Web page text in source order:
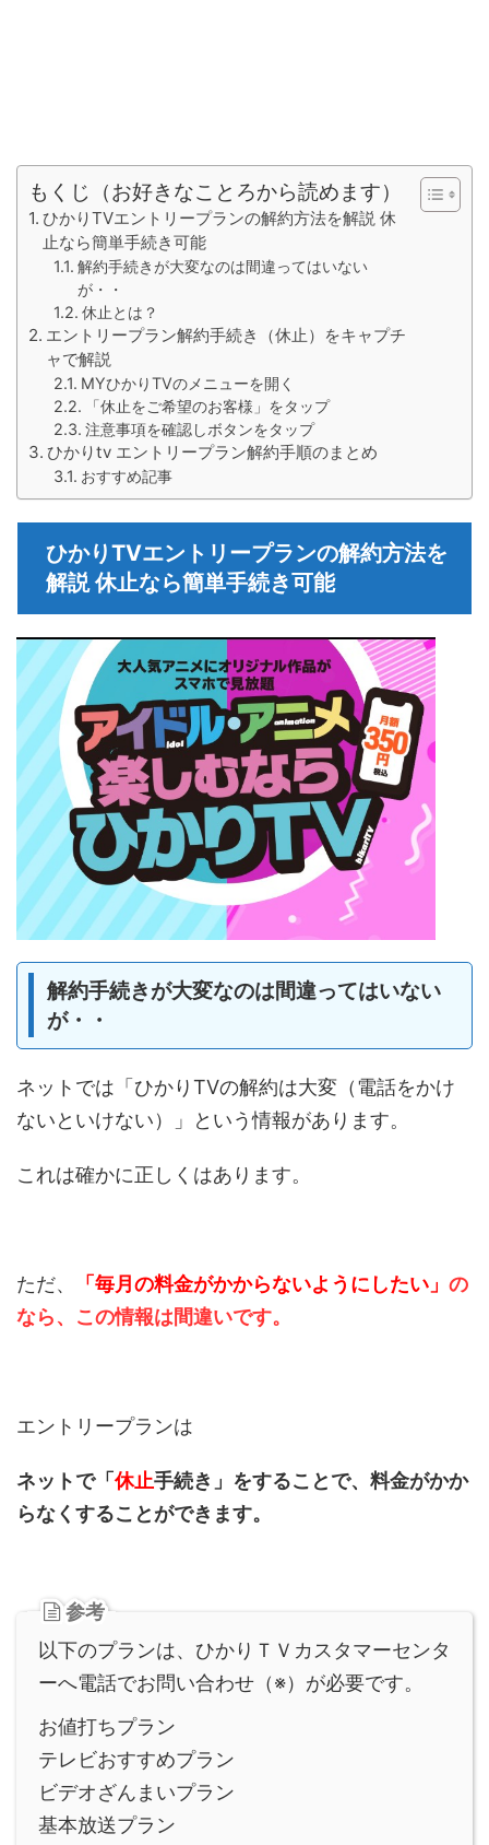
もくじ（お好きなことろから読めます）
ひかりTVエントリープランの解約方法を解説 休
止なら簡単手続き可能
解約手続きが大変なのは間違ってはいない
が・・
休止とは？
エントリープラン解約手続き（休止）をキャプチ
ャで解説
MYひかりTVのメニューを開く
「休止をご希望のお客様」をタップ
注意事項を確認しボタンをタップ
ひかりtv エントリープラン解約手順のまとめ
おすすめ記事
ひかりTVエントリープランの解約方法を
解説 休止なら簡単手続き可能
解約手続きが大変なのは間違ってはいない
が・・
ネットでは「ひかりTVの解約は大変（電話をかけ
ないといけない）」という情報があります。
これは確かに正しくはあります。
ただ、 「毎月の料金がかからないようにしたい」 の
なら、この情報は間違いです。
エントリープランは
ネットで「 休止手続き」をすることで、料金がかか
らなくすることができます。
参考
以下のプランは、ひかりＴＶカスタマーセンタ
ーへ電話でお問い合わせ（※）が必要です。
お値打ちプラン
テレビおすすめプラン
ビデオざんまいプラン
基本放送プラン